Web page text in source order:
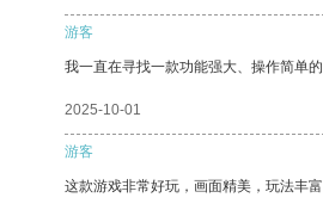
游客
我一直在寻找一款功能强大、操作简单
2025-10-01
游客
这款游戏非常好玩，画面精美，玩法丰富